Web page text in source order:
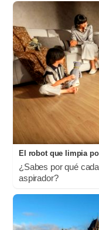
El robot que limpia
¿Sabes por qué
aspirador?